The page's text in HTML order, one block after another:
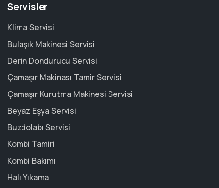
Servisler
Klima Servisi
Bulaşık Makinesi Servisi
Derin Dondurucu Servisi
Çamaşır Makinası Tamir Servisi
Çamaşır Kurutma Makinesi Servisi
Beyaz Eşya Servisi
Buzdolabı Servisi
Kombi Tamiri
Kombi Bakımı
Halı Yıkama